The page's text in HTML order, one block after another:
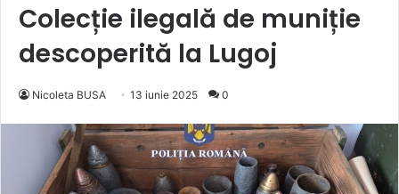
Colecție ilegală de muniție
descoperită la Lugoj
Nicoleta BUSA 13 iunie 2025 0